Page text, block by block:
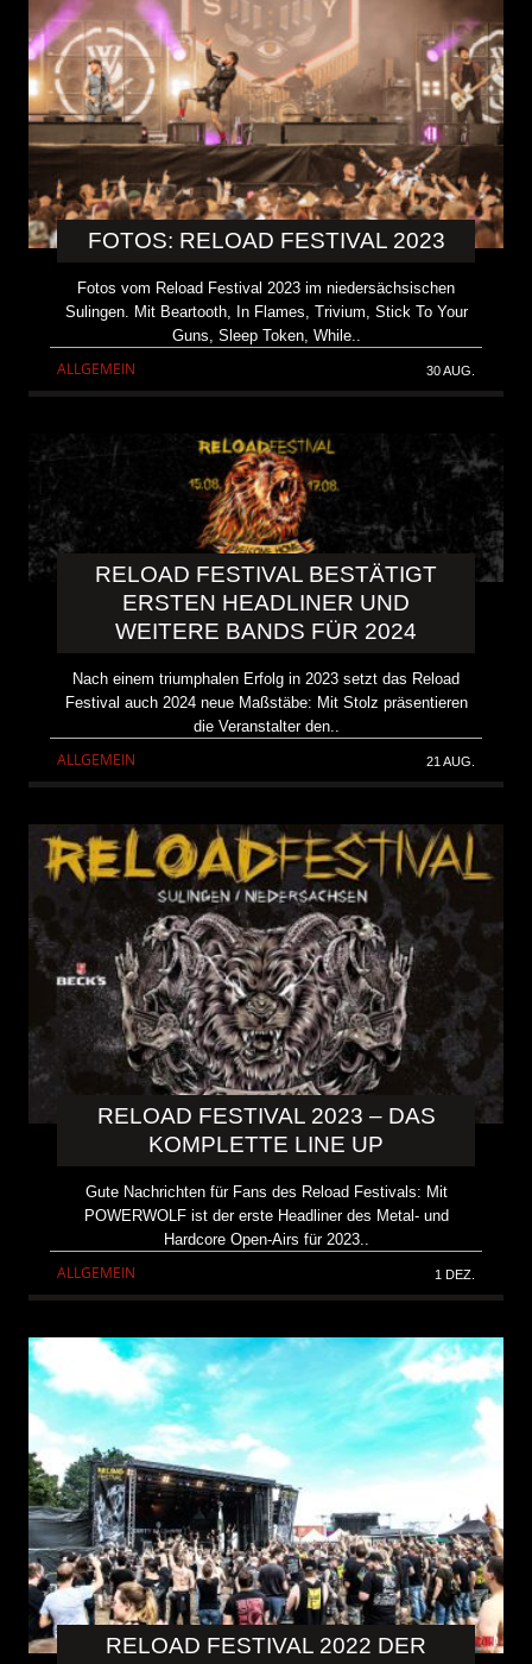
FOTOS: RELOAD FESTIVAL 2023
Fotos vom Reload Festival 2023 im niedersächsischen
Sulingen. Mit Beartooth, In Flames, Trivium, Stick To Your
Guns, Sleep Token, While..
ALLGEMEIN 30 AUG.
RELOAD FESTIVAL BESTÄTIGT
ERSTEN HEADLINER UND
WEITERE BANDS FÜR 2024
Nach einem triumphalen Erfolg in 2023 setzt das Reload
Festival auch 2024 neue Maßstäbe: Mit Stolz präsentieren
die Veranstalter den..
ALLGEMEIN 21 AUG.
RELOAD FESTIVAL 2023 – DAS
KOMPLETTE LINE UP
Gute Nachrichten für Fans des Reload Festivals: Mit
POWERWOLF ist der erste Headliner des Metal- und
Hardcore Open-Airs für 2023..
ALLGEMEIN 1 DEZ.
RELOAD FESTIVAL 2022 DER